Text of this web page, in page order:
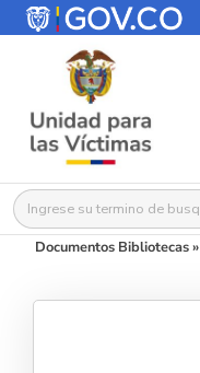
Buscar:
Documentos Bibliotecas»